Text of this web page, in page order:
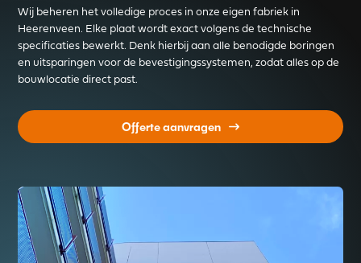
Wij beheren het volledige proces in onze eigen fabriek in
Heerenveen. Elke plaat wordt exact volgens de technische
specificaties bewerkt. Denk hierbij aan alle benodigde boringen
en uitsparingen voor de bevestigingssystemen, zodat alles op de
bouwlocatie direct past.
Offerte aanvragen